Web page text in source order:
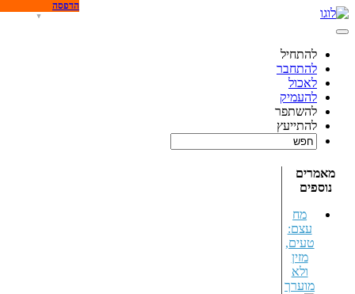
להתחיל
להתחבר
לאכול
להעמיק
להשתפר
להתייעץ
מאמרים
נוספים
מח
עצם:
טעים,
מזין
ולא
מוערך
הדפסה